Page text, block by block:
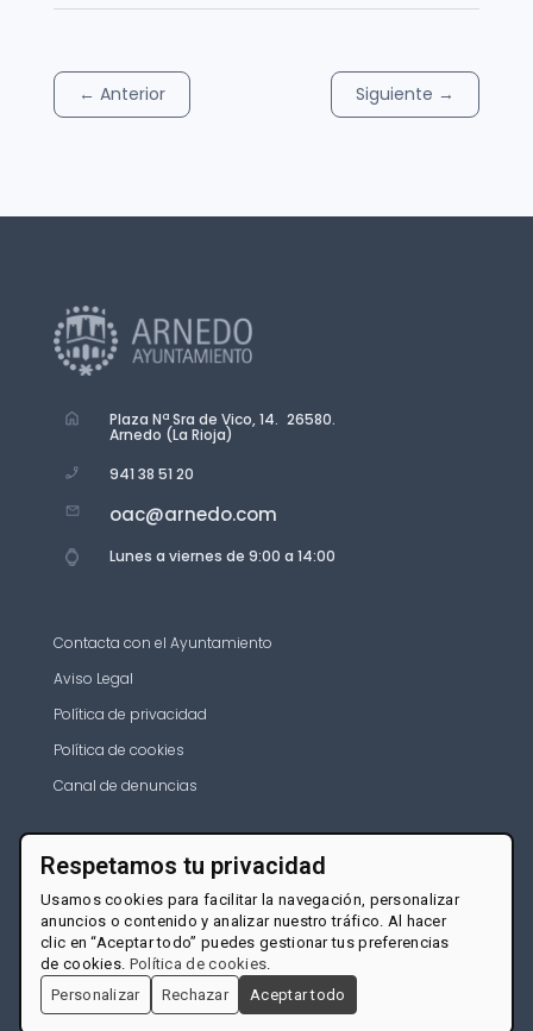
← Anterior Siguiente →
Plaza Nª Sra de Vico, 14. 26580.
Arnedo (La Rioja)
941 38 51 20
oac@arnedo.com
Lunes a viernes de 9:00 a 14:00
Contacta con el Ayuntamiento
Aviso Legal
Política de privacidad
Política de cookies
Canal de denuncias
Respetamos tu privacidad
Usamos cookies para facilitar la navegación, personalizar
anuncios o contenido y analizar nuestro tráfico. Al hacer
clic en “Aceptar todo” puedes gestionar tus preferencias
de cookies. Política de cookies.
Personalizar
Rechazar Aceptar todo